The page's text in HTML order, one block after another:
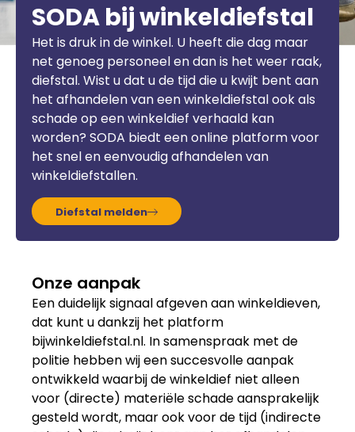
SODA bij winkeldiefstal
Het is druk in de winkel. U heeft die dag maar
net genoeg personeel en dan is het weer raak,
diefstal. Wist u dat u de tijd die u kwijt bent aan
het afhandelen van een winkeldiefstal ook als
schade op een winkeldief verhaald kan
worden? SODA biedt een online platform voor
het snel en eenvoudig afhandelen van
winkeldiefstallen.
Diefstal melden
Onze aanpak
Een duidelijk signaal afgeven aan winkeldieven,
dat kunt u dankzij het platform
bijwinkeldiefstal.nl. In samenspraak met de
politie hebben wij een succesvolle aanpak
ontwikkeld waarbij de winkeldief niet alleen
voor (directe) materiële schade aansprakelijk
gesteld wordt, maar ook voor de tijd (indirecte